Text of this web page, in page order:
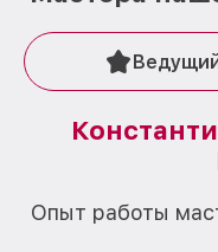
Опыт работы